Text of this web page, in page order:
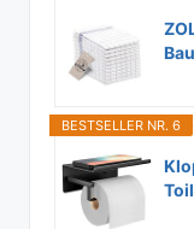
BESTSELLER NR. 6